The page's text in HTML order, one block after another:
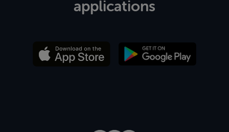
applications